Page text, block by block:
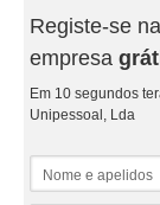
Registe-se na
empresa
Em 10 segundos
Unipessoal, Lda